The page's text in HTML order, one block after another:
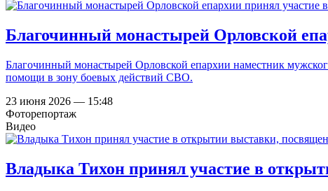
Благочинный монастырей Орловской
Благочинный монастырей Орловской епархии наместник
помощи в зону боевых действий СВО.
23 июня 2026 — 15:48
Фоторепортаж
Видео
Владыка Тихон принял участие в